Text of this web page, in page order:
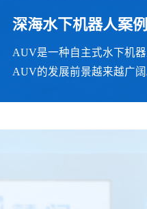
深海水下机器人案例
AUV是一种自主式水下机
AUV的发展前景越来越广
遥操作力反馈工作站
遥操作设备包括一个 3D 高
符合人体工程学的工作站
人形机器人案例
采取拟人化的设计理念，
任务。‌‌
机械臂案例
本款机械臂采用全进口碳
感器。
宇航工具案例
工具在轻量化需求外，还
工具中，采用碳纤维材料是
高精密高速电机案例
传统电机通常是指普通的
机是指能够实现高速、高